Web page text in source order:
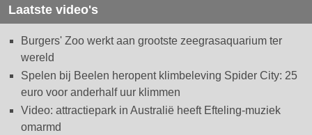
Laatste video's
Burgers' Zoo werkt aan grootste zeegrasaquarium ter
wereld
Spelen bij Beelen heropent klimbeleving Spider City: 25
euro voor anderhalf uur klimmen
Video: attractiepark in Australië heeft Efteling-muziek
omarmd